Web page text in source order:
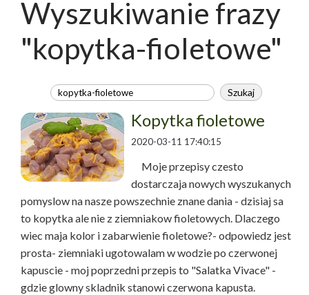
Wyszukiwanie frazy
"kopytka-fioletowe"
Kopytka fioletowe
2020-03-11 17:40:15
Moje przepisy czesto
dostarczaja nowych wyszukanych
pomyslow na nasze powszechnie znane dania - dzisiaj sa
to kopytka ale nie z ziemniakow fioletowych. Dlaczego
wiec maja kolor i zabarwienie fioletowe?- odpowiedz jest
prosta- ziemniaki ugotowalam w wodzie po czerwonej
kapuscie - moj poprzedni przepis to "Salatka Vivace" -
gdzie glowny skladnik stanowi czerwona kapusta.